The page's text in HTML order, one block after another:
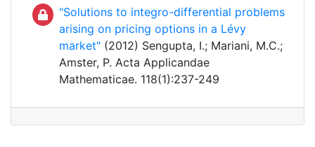
"Solutions to integro-differential problems
arising on pricing options in a Lévy
market" (2012) Sengupta, I.; Mariani, M.C.;
Amster, P. Acta Applicandae
Mathematicae. 118(1):237-249